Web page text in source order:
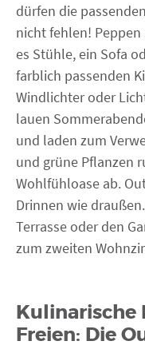
dürfen die
nicht fehlen! Peppen
es Stühle, ein Sofa
farblich passenden
Windlichter oder
lauen
und laden zum
und grüne Pflanzen
Wohlfühloase ab.
Drinnen wie
Terrasse oder den
zum zweiten
Freien: Die